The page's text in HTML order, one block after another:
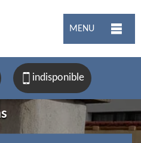
MENU
indisponible